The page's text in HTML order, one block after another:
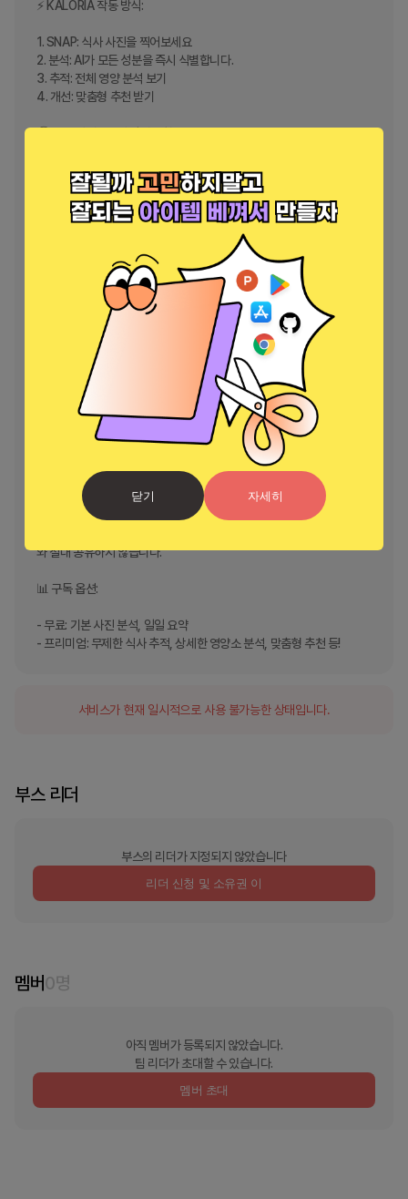
닫기 자세히
⚡ KALORIA 작동 방식:
1. SNAP: 식사 사진을 찍어보세요
2. 분석: AI가 모든 성분을 즉시 식별합니다.
3. 추적: 전체 영양 분석 보기
4. 개선: 맞춤형 추천 받기
- 체중 감량 및 피트니스 목표
- 근육 키우기
- 케토, 팔레오, 비건 다이어트
- 간헐적 단식
💪 KALORIA를 돋보이게 만드는 기능:
- 시각적 음식 일기: 식사 패턴을 한눈에 확인하세요
- 스마트 추천: 맞춤형 식사 제안 받기
- 진행 상황 추적: 자세한 차트로 여정을 모니터링하세요.
- 바코드 스캐너: 포장식품용
- 레시피 분석기: 좋아하는 음식을 만들고 저장하세요
- 사회적 도전: 친구들과 함께 동기를 부여받으세요
- 물 추적: 알림으로 수분을 유지하세요
- 식사 계획: 더 건강한 선택을 위해 미리 계획하세요
🔒 개인정보 보호에 중점
와 절대 공유하지 않습니다.
📊 구독 옵션:
- 무료: 기본 사진 분석, 일일 요약
- 프리미엄: 무제한 식사 추적, 상세한 영양소 분석, 맞춤형 추천 등!
서비스가 현재 일시적으로 사용 불가능한 상태입니다.
부스 리더
부스의 리더가 지정되지 않았습니다
리더 신청 및 소유권 이
멤버0명
아직 멤버가 등록되지 않았습니다.
팀 리더가 초대할 수 있습니다.
멤버 초대